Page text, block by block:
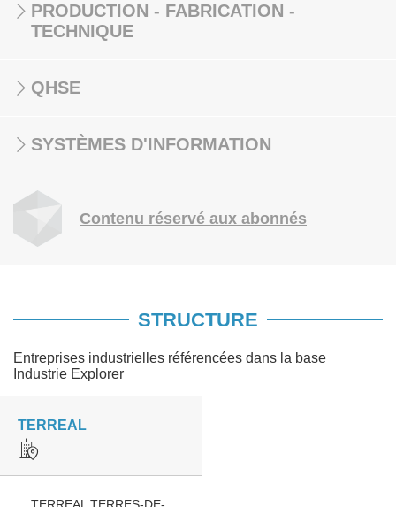
PRODUCTION - FABRICATION -
TECHNIQUE
QHSE
SYSTÈMES D'INFORMATION
Contenu réservé aux abonnés
STRUCTURE
Entreprises industrielles référencées dans la base
Industrie Explorer
TERREAL